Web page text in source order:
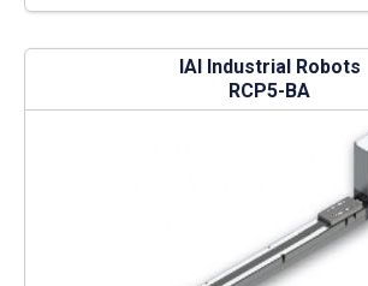
IAI Industrial Robots
RCP5-BA